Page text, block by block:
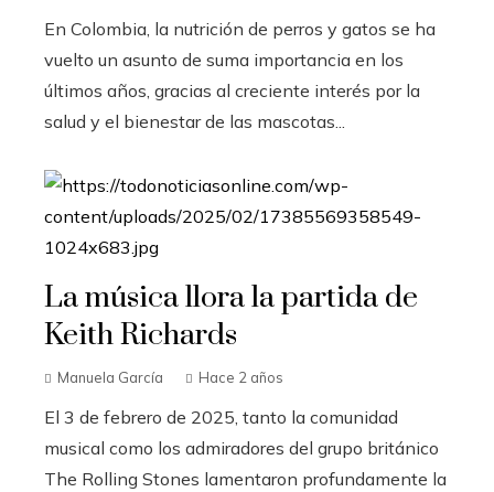
En Colombia, la nutrición de perros y gatos se ha
vuelto un asunto de suma importancia en los
últimos años, gracias al creciente interés por la
salud y el bienestar de las mascotas...
La música llora la partida de
Keith Richards
Manuela García Hace 2 años
El 3 de febrero de 2025, tanto la comunidad
musical como los admiradores del grupo británico
The Rolling Stones lamentaron profundamente la